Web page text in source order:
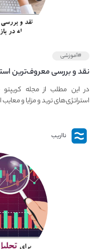
#آموزشی
نقد و بررسی معروف‌ترین
استراتژی های مهم ترید در
در این مطلب از مجله
استراتژی‌های ترید و مزایا و
نااریب